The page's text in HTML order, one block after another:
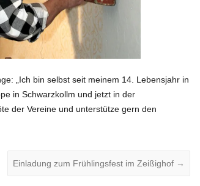
„Ich bin selbst seit meinem 14. Lebensjahr in
in Schwarzkollm und jetzt in der
der Vereine und unterstütze gern den
Einladung zum Frühlingsfest im Zeißighof →